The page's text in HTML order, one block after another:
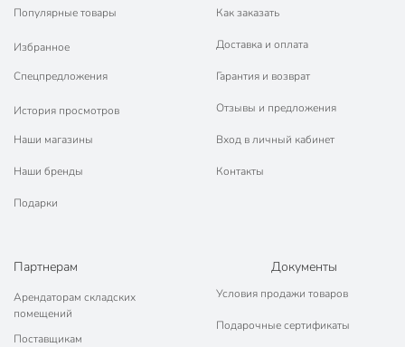
Популярные товары
Избранное
Спецпредложения
История просмотров
Наши магазины
Наши бренды
Подарки
Как заказать
Доставка и оплата
Гарантия и возврат
Отзывы и предложения
Вход в личный кабинет
Контакты
Партнерам
Арендаторам складских
помещений
Поставщикам
Документы
Условия продажи товаров
Подарочные сертификаты